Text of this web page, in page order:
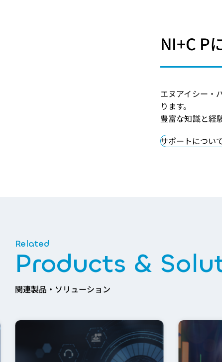
NI+C P
エヌアイシー・
ります。
豊富な知識と経
サポートについ
Products &
関連製品・ソリューション